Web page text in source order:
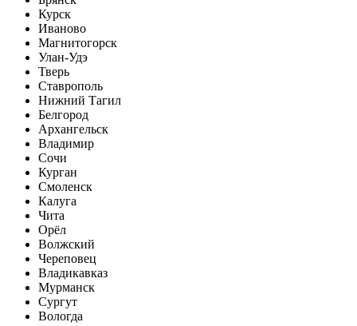
Курск
Иваново
Магнитогорск
Улан-Удэ
Тверь
Ставрополь
Нижний Тагил
Белгород
Архангельск
Владимир
Сочи
Курган
Смоленск
Калуга
Чита
Орёл
Волжский
Череповец
Владикавказ
Мурманск
Сургут
Вологда